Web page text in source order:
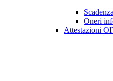
Oneri
Attestazioni